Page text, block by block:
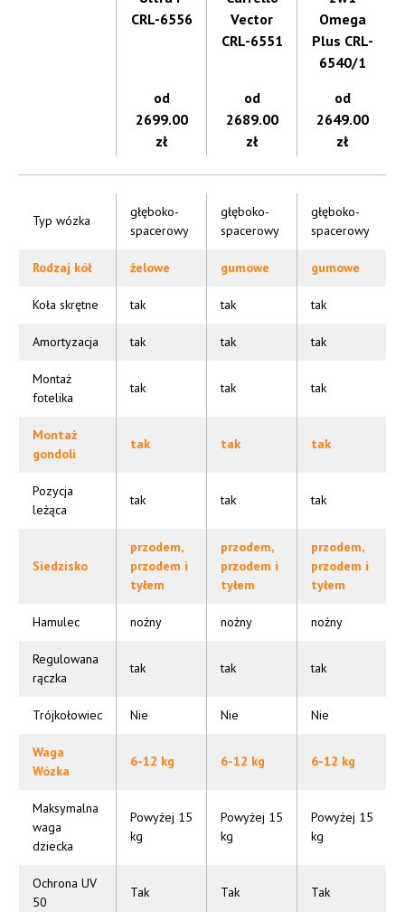
CRL-6556
Vector
CRL-6551
Omega
Plus CRL-
6540/1
od
2699.00
zł
od
2689.00
zł
od
2649.00
zł
Typ wózka
głęboko-
spacerowy
głęboko-
spacerowy
głęboko-
spacerowy
Rodzaj kół żelowe gumowe gumowe
Koła skrętne tak tak tak
Amortyzacja tak tak tak
Montaż
fotelika
tak tak tak
Montaż
gondoli
tak tak tak
Pozycja
leżąca
tak tak tak
Siedzisko
przodem,
przodem i
tyłem
przodem,
przodem i
tyłem
przodem,
przodem i
tyłem
Hamulec nożny nożny nożny
Regulowana
rączka
tak tak tak
Trójkołowiec Nie Nie Nie
Waga
Wózka
6-12 kg 6-12 kg 6-12 kg
Maksymalna
waga
dziecka
Powyżej 15
kg
Powyżej 15
kg
Powyżej 15
kg
Ochrona UV
50
Tak Tak Tak